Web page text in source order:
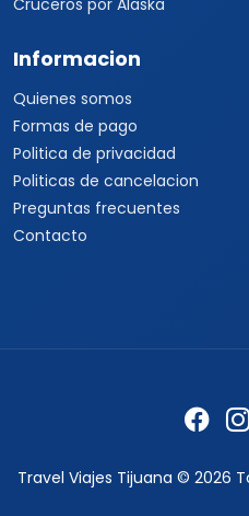
Cruceros por Alaska
Informacion
Quienes somos
Formas de pago
Politica de privacidad
Politicas de cancelacion
Preguntas frecuentes
Contacto
Travel Viajes Tijuana © 2026